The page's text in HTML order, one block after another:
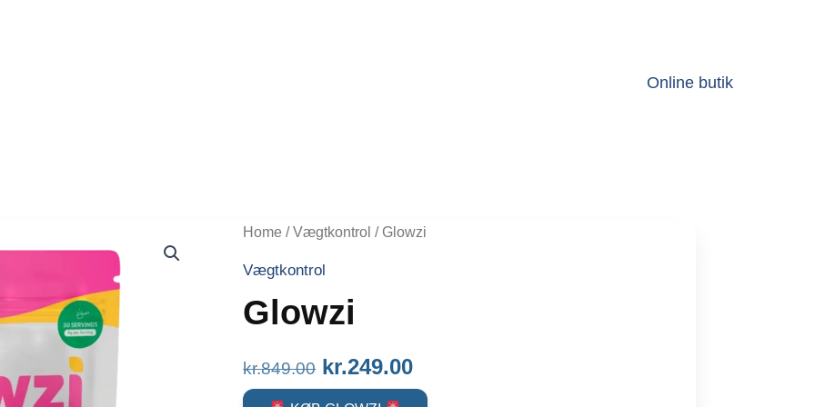
Online butik
Home /Vægtkontrol / Glowzi
Vægtkontrol
Glowzi
kr.849.00 Original
price
kr.249.00Current
price